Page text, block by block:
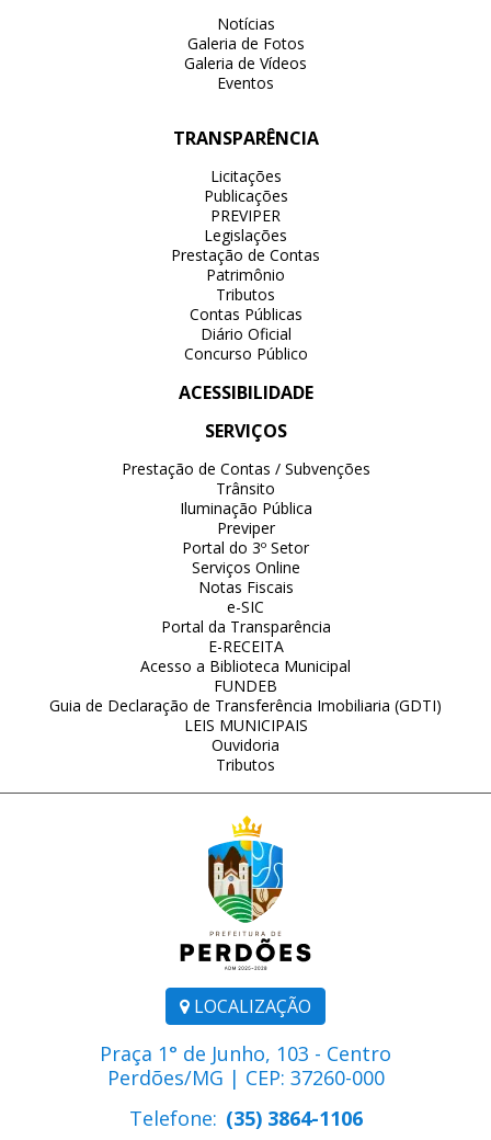
LOCALIZAÇÃO
Praça 1° de Junho, 103 - Centro
Perdões/MG | CEP: 37260-000
Telefone: (35) 3864-1106
Notícias
Galeria de Fotos
Galeria de Vídeos
Eventos
TRANSPARÊNCIA
Licitações
Publicações
PREVIPER
Legislações
Prestação de Contas
Patrimônio
Tributos
Contas Públicas
Diário Oficial
Concurso Público
ACESSIBILIDADE
SERVIÇOS
Prestação de Contas / Subvenções
Trânsito
Iluminação Pública
Previper
Portal do 3º Setor
Serviços Online
Notas Fiscais
e-SIC
Portal da Transparência
E-RECEITA
Acesso a Biblioteca Municipal
FUNDEB
Guia de Declaração de Transferência Imobiliaria (GDTI)
LEIS MUNICIPAIS
Ouvidoria
Tributos